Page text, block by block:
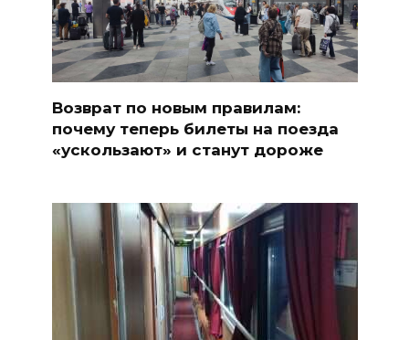
Возврат по новым правилам:
почему теперь билеты на поезда
«ускользают» и станут дороже